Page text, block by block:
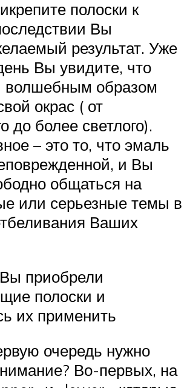
полоски к
Вы
результат. Уже
Вы увидите, что
образом
окрас ( от
до более светлого).
– это то, что эмаль
и Вы
общаться на
или серьезные темы в
Ваших
приобрели
полоски и
их применить
очередь нужно
Во-первых, на